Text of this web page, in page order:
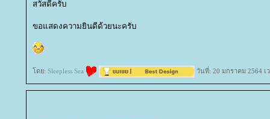
สวัสดีครับ
ขอแสดงความยินดีด้วยนะครับ
ดย: Sleepless Sea วันที่: 20 มกราคม 2564 เ